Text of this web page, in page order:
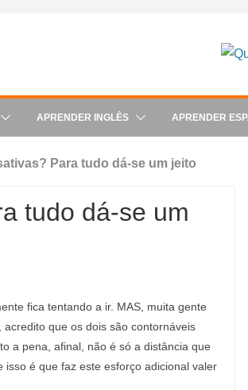
APRENDER INGLÊS APRENDER
Para tudo dá-se um jeito
tudo dá-se um
fica tentando a ir. MAS, muita gente
acredito que os dois são contornáveis
a pena, afinal, não é só a distância que
é que faz este esforço adicional valer